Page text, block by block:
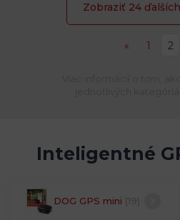
Zobraziť 24
« 1 2
Inteligentné
DOG GPS mini